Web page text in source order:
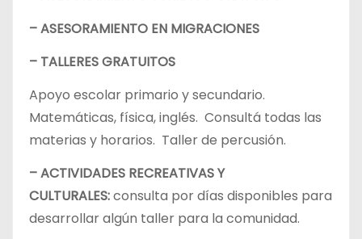
– ASESORAMIENTO EN MIGRACIONES
– TALLERES GRATUITOS
Apoyo escolar primario y secundario.
Matemáticas, física, inglés. Consultá todas las
materias y horarios. Taller de percusión.
– ACTIVIDADES RECREATIVAS Y
CULTURALES:consulta por días disponibles para
desarrollar algún taller para la comunidad.